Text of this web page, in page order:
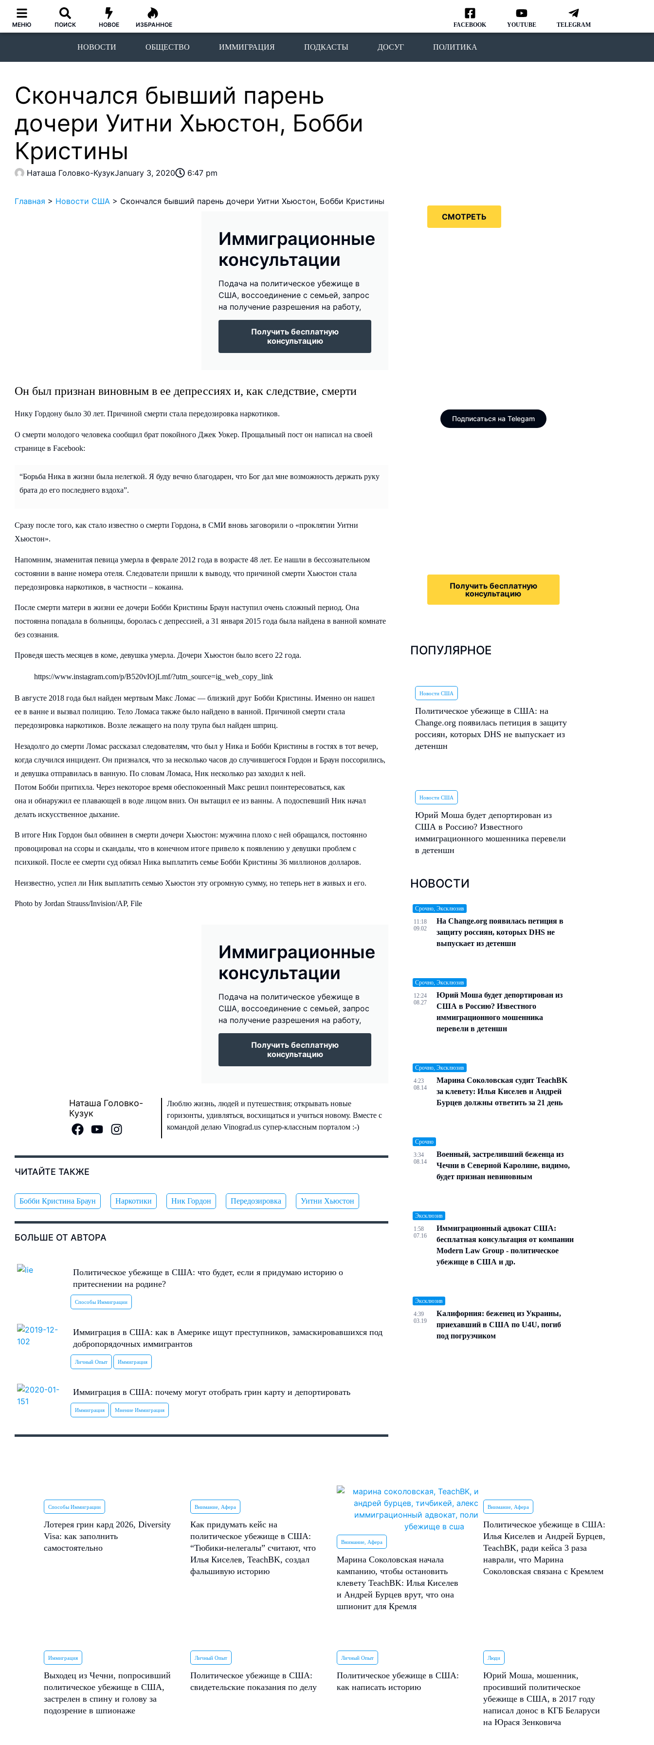
МЕНЮ ПОИСК НОВОЕ ИЗБРАННОЕ FACEBOOK YOUTUBE TELEGRAM
НОВОСТИ ОБЩЕСТВО ИММИГРАЦИЯ ПОДКАСТЫ ДОСУГ ПОЛИТИКА
Скончался бывший парень
дочери Уитни Хьюстон, Бобби
Кристины
Наташа Головко-КузукJanuary 3, 2020 6:47 pm
Главная > Новости США > Скончался бывший парень дочери Уитни Хьюстон, Бобби Кристины
Иммиграционные
консультации
Подача на политическое убежище в
США, воссоединение с семьей, запрос
на получение разрешения на работу,
Получить бесплатную
консультацию
Он был признан виновным в ее депрессиях и, как следствие, смерти
Нику Гордону было 30 лет. Причиной смерти стала передозировка наркотиков.
О смерти молодого человека сообщил брат покойного Джек Уокер. Прощальный пост он написал на своей
странице в Facebook:
“Борьба Ника в жизни была нелегкой. Я буду вечно благодарен, что Бог дал мне возможность держать руку
брата до его последнего вздоха”.
Сразу после того, как стало известно о смерти Гордона, в СМИ вновь заговорили о «проклятии Уитни
Хьюстон».
Напомним, знаменитая певица умерла в феврале 2012 года в возрасте 48 лет. Ее нашли в бессознательном
состоянии в ванне номера отеля. Следователи пришли к выводу, что причиной смерти Хьюстон стала
передозировка наркотиков, в частности – кокаина.
После смерти матери в жизни ее дочери Бобби Кристины Браун наступил очень сложный период. Она
постоянна попадала в больницы, боролась с депрессией, а 31 января 2015 года была найдена в ванной комнате
без сознания.
Проведя шесть месяцев в коме, девушка умерла. Дочери Хьюстон было всего 22 года.
https://www.instagram.com/p/B520vIOjLmf/?utm_source=ig_web_copy_link
В августе 2018 года был найден мертвым Макс Ломас — близкий друг Бобби Кристины. Именно он нашел
ее в ванне и вызвал полицию. Тело Ломаса также было найдено в ванной. Причиной смерти стала
передозировка наркотиков. Возле лежащего на полу трупа был найден шприц.
Незадолго до смерти Ломас рассказал следователям, что был у Ника и Бобби Кристины в гостях в тот вечер,
когда случился инцидент. Он признался, что за несколько часов до случившегося Гордон и Браун поссорились,
и девушка отправилась в ванную. По словам Ломаса, Ник несколько раз заходил к ней.
Потом Бобби притихла. Через некоторое время обеспокоенный Макс решил поинтересоваться, как
она и обнаружил ее плавающей в воде лицом вниз. Он вытащил ее из ванны. А подоспевший Ник начал
делать искусственное дыхание.
В итоге Ник Гордон был обвинен в смерти дочери Хьюстон: мужчина плохо с ней обращался, постоянно
провоцировал на ссоры и скандалы, что в конечном итоге привело к появлению у девушки проблем с
психикой. После ее смерти суд обязал Ника выплатить семье Бобби Кристины 36 миллионов долларов.
Неизвестно, успел ли Ник выплатить семью Хьюстон эту огромную сумму, но теперь нет в живых и его.
Photo by Jordan Strauss/Invision/AP, File
Иммиграционные
консультации
Подача на политическое убежище в
США, воссоединение с семьей, запрос
на получение разрешения на работу,
Получить бесплатную
консультацию
Наташа Головко-
Кузук
Люблю жизнь, людей и путешествия; открывать новые
горизонты, удивляться, восхищаться и учиться новому. Вместе с
командой делаю Vinograd.us супер-классным порталом :-)
ЧИТАЙТЕ ТАКЖЕ
Бобби Кристина Браун Наркотики Ник Гордон Передозировка Уитни Хьюстон
БОЛЬШЕ ОТ АВТОРА
Политическое убежище в США: что будет, если я придумаю историю о
притеснении на родине?
Способы Иммиграции
Иммиграция в США: как в Америке ищут преступников, замаскировавшихся под
добропорядочных иммигрантов
Личный Опыт Иммиграция
Иммиграция в США: почему могут отобрать грин карту и депортировать
Иммиграция Мнение Иммиграция
СМОТРЕТЬ
Подписаться на Telegam
Получить бесплатную
консультацию
ПОПУЛЯРНОЕ
Новости США
Политическое убежище в США: на
Change.org появилась петиция в защиту
россиян, которых DHS не выпускает из
детеншн
Новости США
Юрий Моша будет депортирован из
США в Россию? Известного
иммиграционного мошенника перевели
в детеншн
НОВОСТИ
Срочно, Эксклюзив
11:18
09.02
На Change.org появилась петиция в
защиту россиян, которых DHS не
выпускает из детеншн
Срочно, Эксклюзив
12:24
08.27
Юрий Моша будет депортирован из
США в Россию? Известного
иммиграционного мошенника
перевели в детеншн
Срочно, Эксклюзив
4:23
08.14
Марина Соколовская судит TeachBK
за клевету: Илья Киселев и Андрей
Бурцев должны ответить за 21 день
Срочно
3:34
08.14
Военный, застреливший беженца из
Чечни в Северной Каролине, видимо,
будет признан невиновным
Эксклюзив
1:58
07.16
Иммиграционный адвокат США:
бесплатная консультация от компании
Modern Law Group - политическое
убежище в США и др.
Эксклюзив
4:39
03.19
Калифорния: беженец из Украины,
приехавший в США по U4U, погиб
под погрузчиком
Способы Иммиграции
Лотерея грин кард 2026, Diversity
Visa: как заполнить
самостоятельно
Внимание, Афера
Как придумать кейс на
политическое убежище в США:
“Тюбики-нелегалы” считают, что
Илья Киселев, TeachBK, создал
фальшивую историю
Внимание, Афера
Марина Соколовская начала
кампанию, чтобы остановить
клевету TeachBK: Илья Киселев
и Андрей Бурцев врут, что она
шпионит для Кремля
Внимание, Афера
Политическое убежище в США:
Илья Киселев и Андрей Бурцев,
TeachBK, ради кейса 3 раза
наврали, что Марина
Соколовская связана с Кремлем
Иммиграция
Выходец из Чечни, попросивший
политическое убежище в США,
застрелен в спину и голову за
подозрение в шпионаже
Личный Опыт
Политическое убежище в США:
свидетельские показания по делу
Личный Опыт
Политическое убежище в США:
как написать историю
Люди
Юрий Моша, мошенник,
просивший политическое
убежище в США, в 2017 году
написал донос в КГБ Беларуси
на Юрася Зенковича